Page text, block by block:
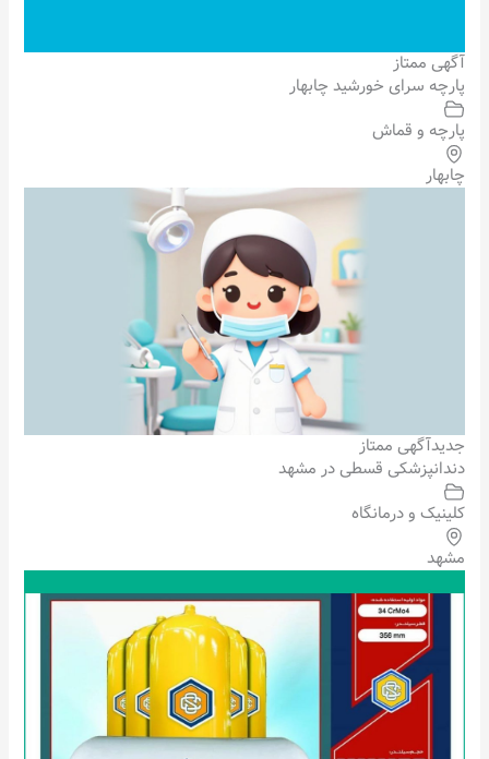
آگهی ممتاز
پارچه سرای خورشید چابهار
پارچه و قماش
چابهار
جدیدآگهی ممتاز
دندانپزشکی قسطی در مشهد
کلینیک و درمانگاه
مشهد